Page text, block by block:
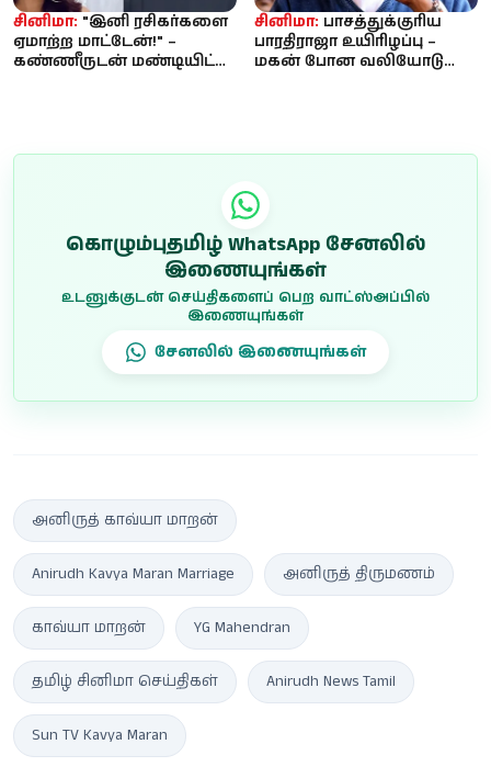
சினிமா: "இனி ரசிகர்களை
ஏமாற்ற மாட்டேன்!" –
கண்ணீருடன் மண்டியிட்டு
சினிமா: பாசத்துக்குரிய
பாரதிராஜா உயிரிழப்பு –
மகன் போன வலியோடு
கொழும்புதமிழ் WhatsApp சேனலில்
இணையுங்கள்
உடனுக்குடன் செய்திகளைப் பெற வாட்ஸ்அப்பில்
இணையுங்கள்
சேனலில் இணையுங்கள்
அனிருத் காவ்யா மாறன்
Anirudh Kavya Maran Marriage அனிருத் திருமணம்
காவ்யா மாறன் YG Mahendran
தமிழ் சினிமா செய்திகள் Anirudh News Tamil
Sun TV Kavya Maran